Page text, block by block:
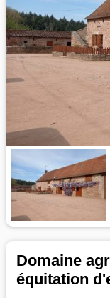
Domaine
équitation